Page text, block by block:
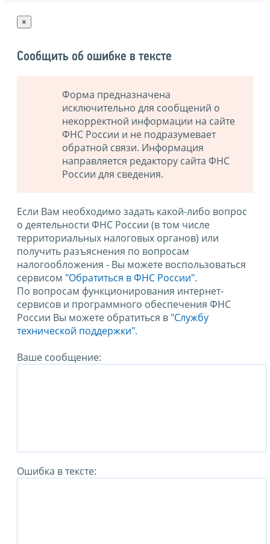
×
Сообщить об ошибке в тексте
Форма предназначена
исключительно для сообщений о
некорректной информации на сайте
ФНС России и не подразумевает
обратной связи. Информация
направляется редактору сайта ФНС
России для сведения.
Если Вам необходимо задать какой-либо вопрос
о деятельности ФНС России (в том числе
территориальных налоговых органов) или
получить разъяснения по вопросам
налогообложения - Вы можете воспользоваться
сервисом "Обратиться в ФНС России".
По вопросам функционирования интернет-
сервисов и программного обеспечения ФНС
России Вы можете обратиться в "Службу
технической поддержки".
Ваше сообщение:
Ошибка в тексте: